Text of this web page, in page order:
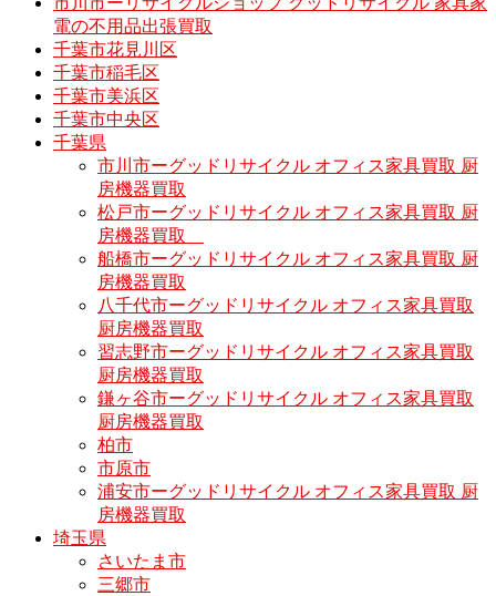
電の不用品出張買取
千葉市花見川区
千葉市稲毛区
千葉市美浜区
千葉市中央区
千葉県
市川市ーグッドリサイクル オフィス家具買取 厨
房機器買取
松戸市ーグッドリサイクル オフィス家具買取 厨
房機器買取
船橋市ーグッドリサイクル オフィス家具買取 厨
房機器買取
八千代市ーグッドリサイクル オフィス家具買取
厨房機器買取
習志野市ーグッドリサイクル オフィス家具買取
厨房機器買取
鎌ヶ谷市ーグッドリサイクル オフィス家具買取
厨房機器買取
柏市
市原市
浦安市ーグッドリサイクル オフィス家具買取 厨
房機器買取
埼玉県
さいたま市
三郷市